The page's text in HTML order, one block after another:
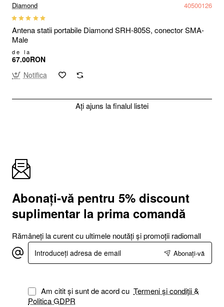
Diamond 40500126
Antena statii portabile Diamond SRH-805S, conector SMA-
Male
de la
67.00RON
Notifica
Ați ajuns la finalul listei
Abonați-vă pentru 5% discount
suplimentar la prima comandă
Rămâneți la curent cu ultimele noutăți și promoții radiomall
Introduceți
adresa
de
Abonați-vă
Am citit și sunt de acord cu Termeni și condiții &
Politica GDPR